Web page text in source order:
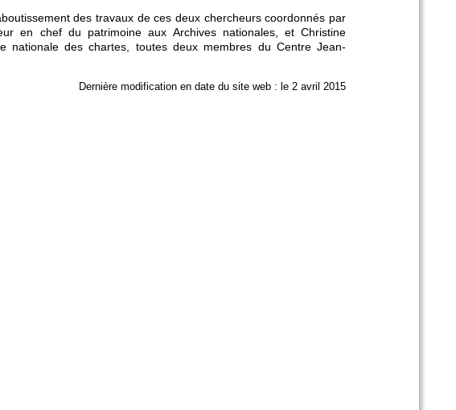
des travaux de ces deux chercheurs coordonnés par
en chef du patrimoine aux Archives nationales, et Christine
nationale des chartes, toutes deux membres du Centre Jean-
Dernière modification en date du site web : le 2 avril 2015